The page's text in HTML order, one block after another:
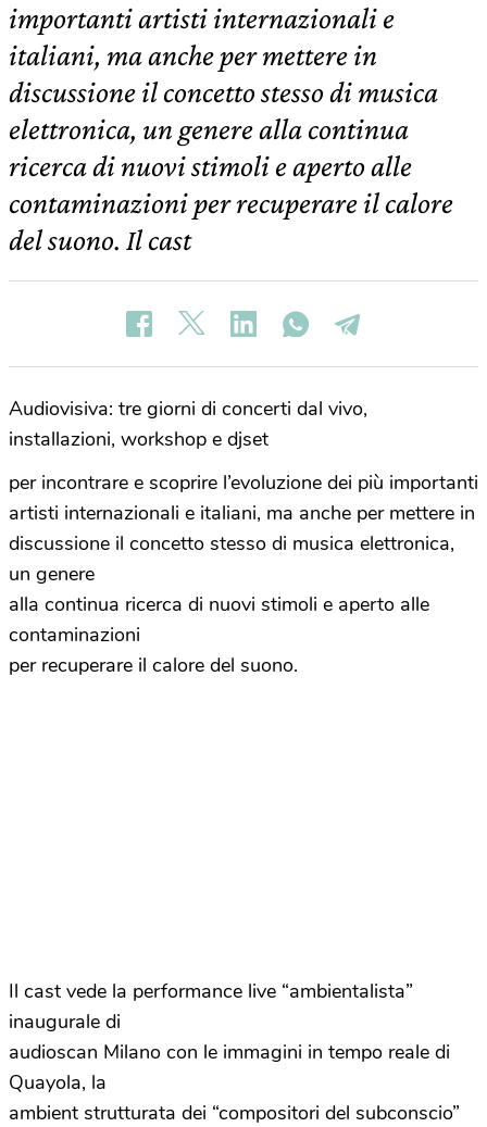
importanti artisti internazionali e
italiani, ma anche per mettere in
discussione il concetto stesso di musica
elettronica, un genere alla continua
ricerca di nuovi stimoli e aperto alle
contaminazioni per recuperare il calore
del suono. Il cast
Audiovisiva: tre giorni di concerti dal vivo,
installazioni, workshop e djset
per incontrare e scoprire l’evoluzione dei più importanti
artisti internazionali e italiani, ma anche per mettere in
discussione il concetto stesso di musica elettronica,
un genere
alla continua ricerca di nuovi stimoli e aperto alle
contaminazioni
per recuperare il calore del suono.
Il cast vede la performance live “ambientalista”
inaugurale di
audioscan Milano con le immagini in tempo reale di
Quayola, la
ambient strutturata dei “compositori del subconscio”